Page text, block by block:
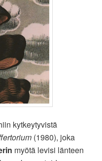
kytkeytyvistä
(1980), joka
myötä levisi länteen